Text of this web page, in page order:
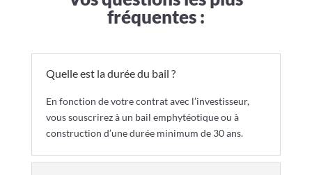
fréquentes :
Quelle est la durée du bail ?
En fonction de votre contrat avec l’investisseur,
vous souscrirez à un bail emphytéotique ou à
construction d’une durée minimum de 30 ans.